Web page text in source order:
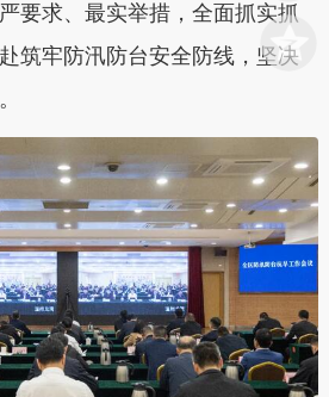
要求、最实举措，全面抓实抓
筑牢防汛防台安全防线，坚决